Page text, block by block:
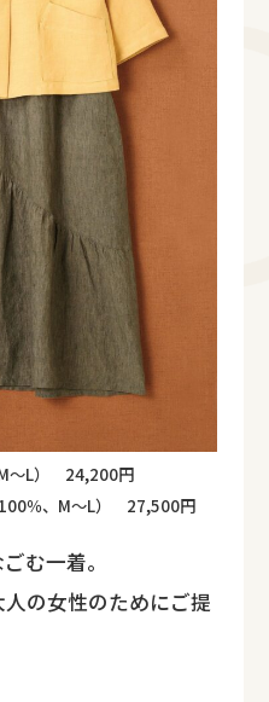
M～L） 24,200円
100％、M～L） 27,500円
む一着。
の女性のためにご提